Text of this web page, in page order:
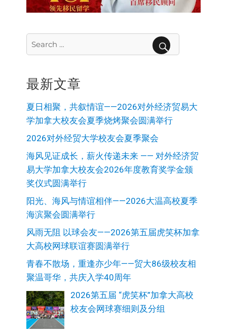
Search
for:
最新文章
夏日相聚，共叙情谊——2026对外经济贸易大
学加拿大校友会夏季烧烤聚会圆满举行
2026对外经贸大学校友会夏季聚会
海风见证成长，薪火传递未来 —— 对外经济贸
易大学加拿大校友会2026年度教育奖学金颁
奖仪式圆满举行
阳光、海风与情谊相伴——2026大温高校夏季
海滨聚会圆满举行
风雨无阻 以球会友——2026第五届虎笑杯加拿
大高校网球联谊赛圆满举行
青春不散场，重逢亦少年——贸大86级校友相
聚温哥华，共庆入学40周年
2026第五届 “虎笑杯”加拿大高校
校友会网球赛细则及分组